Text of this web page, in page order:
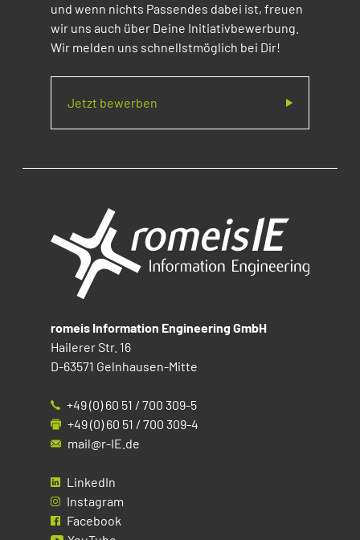
und wenn nichts Passendes dabei ist, freuen
wir uns auch über Deine Initiativbewerbung.
Wir melden uns schnellstmöglich bei Dir!
Jetzt bewerben
romeis Information Engineering GmbH
Hailerer Str. 16
D-63571 Gelnhausen-Mitte
+49 (0) 60 51 / 700 309-5
+49 (0) 60 51 / 700 309-4
mail@r-IE.de
LinkedIn
Instagram
Facebook